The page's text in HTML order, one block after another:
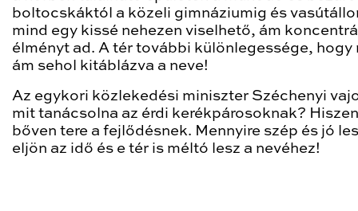
boltocskáktól a közeli gimnáziumig és
mind egy kissé nehezen viselhető, ám
élményt ad. A tér további különlegessége, hogy
ám sehol kitáblázva a neve!
Az egykori közlekedési miniszter Széchenyi
mit tanácsolna az érdi kerékpárosoknak?
bőven tere a fejlődésnek. Mennyire szép és jó
eljön az idő és e tér is méltó lesz a nevéhez!